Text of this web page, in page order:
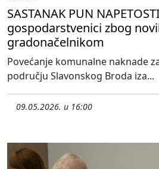
SASTANAK PUN
gospodarstvenici zbog
gradonačelnikom
Povećanje komunalne naknade
području Slavonskog Broda iza...
09.05.2026. u 16:00